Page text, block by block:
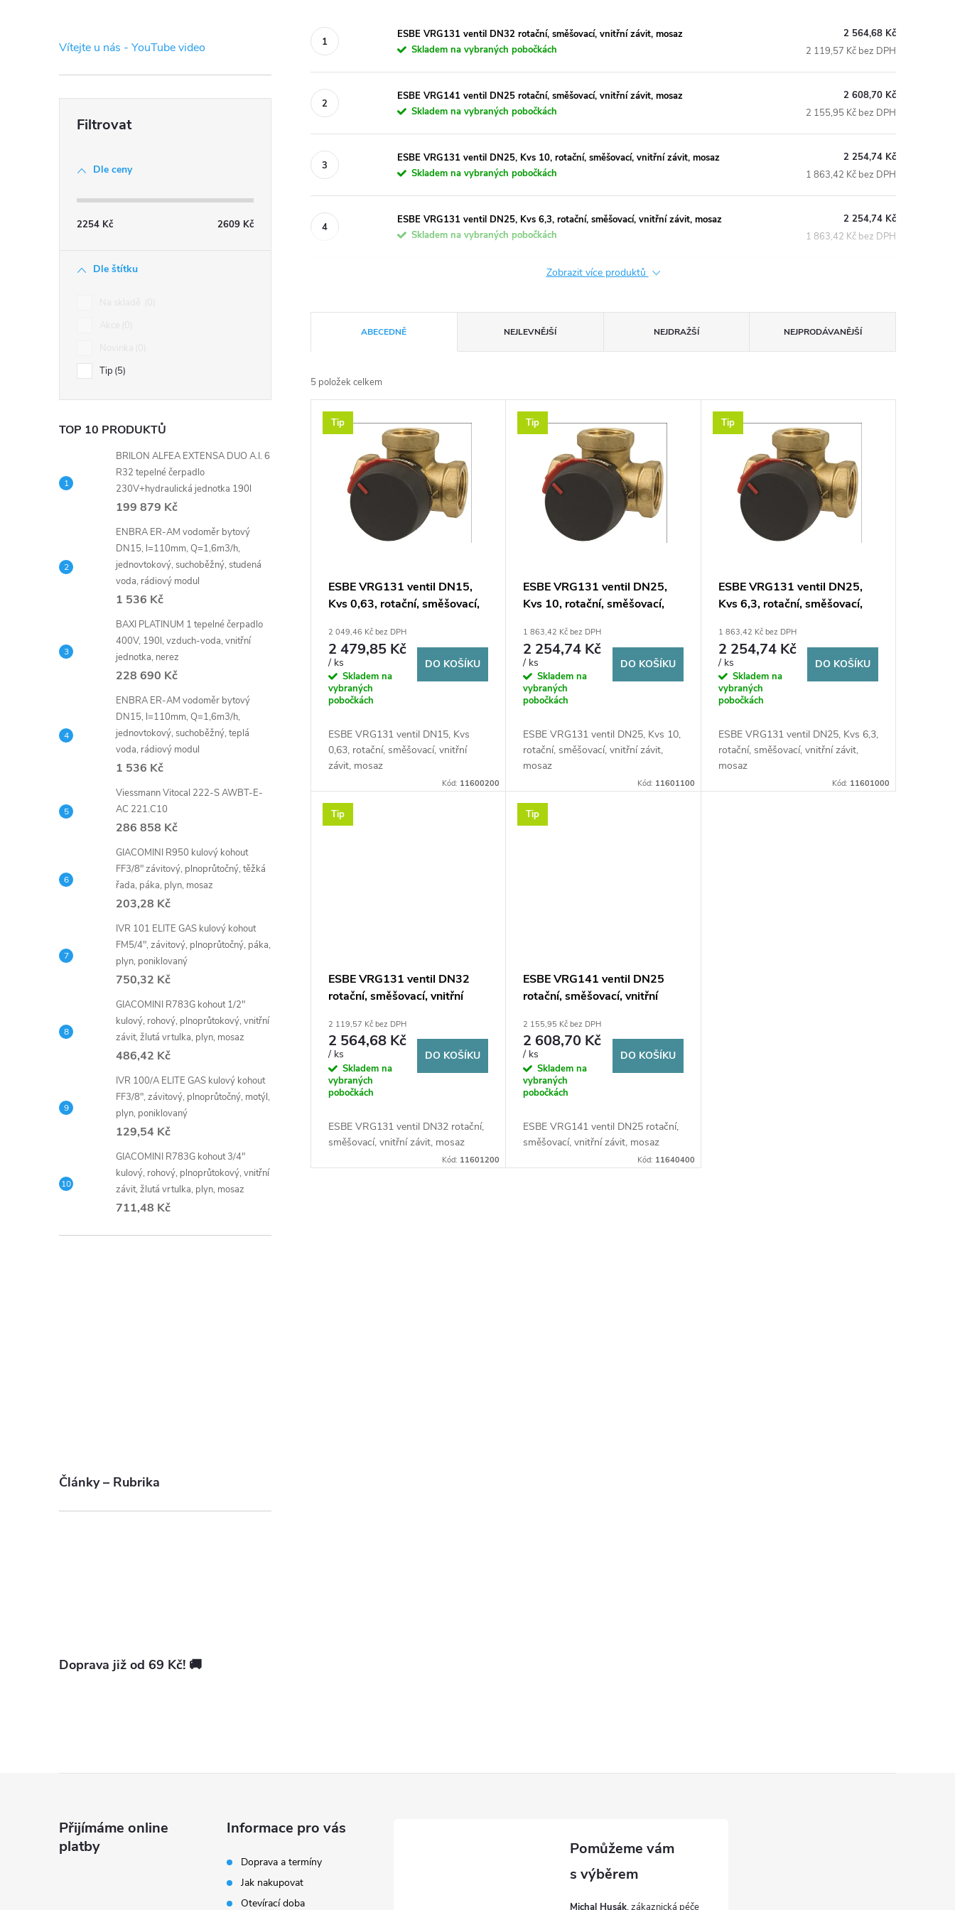
t
r
l
Vítejte u nás - YouTube video
Dle ceny
2254 Kč 2609 Kč
Dle štítku
Tip 5
TOP 10 PRODUKTŮ
BRILON ALFEA EXTENSA DUO A.I. 6
R32 tepelné čerpadlo
230V+hydraulická jednotka 190l
199 879 Kč
ENBRA ER-AM vodoměr bytový
DN15, l=110mm, Q=1,6m3/h,
jednovtokový, suchoběžný, studená
voda, rádiový modul
1 536 Kč
BAXI PLATINUM 1 tepelné čerpadlo
400V, 190l, vzduch-voda, vnitřní
jednotka, nerez
228 690 Kč
ENBRA ER-AM vodoměr bytový
DN15, l=110mm, Q=1,6m3/h,
jednovtokový, suchoběžný, teplá
voda, rádiový modul
1 536 Kč
Viessmann Vitocal 222-S AWBT-E-
AC 221.C10
286 858 Kč
GIACOMINI R950 kulový kohout
FF3/8" závitový, plnoprůtočný, těžká
řada, páka, plyn, mosaz
203,28 Kč
IVR 101 ELITE GAS kulový kohout
FM5/4", závitový, plnoprůtočný, páka,
plyn, poniklovaný
750,32 Kč
GIACOMINI R783G kohout 1/2"
kulový, rohový, plnoprůtokový, vnitřní
závit, žlutá vrtulka, plyn, mosaz
486,42 Kč
IVR 100/A ELITE GAS kulový kohout
FF3/8", závitový, plnoprůtočný, motýl,
plyn, poniklovaný
129,54 Kč
GIACOMINI R783G kohout 3/4"
kulový, rohový, plnoprůtokový, vnitřní
závit, žlutá vrtulka, plyn, mosaz
711,48 Kč
Články – Rubrika
Doprava již od 69 Kč! 🚚
ESBE VRG131 ventil DN32 rotační, směšovací, vnitřní závit, mosaz
Skladem na vybraných pobočkách
2 564,68 Kč
2 119,57 Kč bez DPH
ESBE VRG141 ventil DN25 rotační, směšovací, vnitřní závit, mosaz
Skladem na vybraných pobočkách
2 608,70 Kč
2 155,95 Kč bez DPH
ESBE VRG131 ventil DN25, Kvs 10, rotační, směšovací, vnitřní závit, mosaz
Skladem na vybraných pobočkách
2 254,74 Kč
1 863,42 Kč bez DPH
ESBE VRG131 ventil DN25, Kvs 6,3, rotační, směšovací, vnitřní závit, mosaz
Skladem na vybraných pobočkách
2 254,74 Kč
1 863,42 Kč bez DPH
Zobrazit více produktů
a
z
e
ů
ABECEDNĚ NEJLEVNĚJŠÍ NEJDRAŽŠÍ NEJPRODÁVANĚJŠÍ
5 položek celkem
VTip
ESBE VRG131 ventil DN15,
Kvs 0,63, rotační, směšovací,
2 049,46 Kč bez DPH
2 479,85 Kč
/ ks
Skladem na
vybraných
pobočkách
DO KOŠÍKU
ESBE VRG131 ventil DN15, Kvs
0,63, rotační, směšovací, vnitřní
závit, mosaz
Kód: 11600200
Tip
ESBE VRG131 ventil DN25,
Kvs 10, rotační, směšovací,
1 863,42 Kč bez DPH
2 254,74 Kč
/ ks
Skladem na
vybraných
pobočkách
DO KOŠÍKU
ESBE VRG131 ventil DN25, Kvs 10,
rotační, směšovací, vnitřní závit,
mosaz
Kód: 11601100
Tip
ESBE VRG131 ventil DN25,
Kvs 6,3, rotační, směšovací,
1 863,42 Kč bez DPH
2 254,74 Kč
/ ks
Skladem na
vybraných
pobočkách
DO KOŠÍKU
ESBE VRG131 ventil DN25, Kvs 6,3,
rotační, směšovací, vnitřní závit,
mosaz
Kód: 11601000
Tip
ESBE VRG131 ventil DN32
rotační, směšovací, vnitřní
2 119,57 Kč bez DPH
2 564,68 Kč
/ ks
Skladem na
vybraných
pobočkách
DO KOŠÍKU
ESBE VRG131 ventil DN32 rotační,
směšovací, vnitřní závit, mosaz
Kód: 11601200
Tip
ESBE VRG141 ventil DN25
rotační, směšovací, vnitřní
2 155,95 Kč bez DPH
2 608,70 Kč
/ ks
Skladem na
vybraných
pobočkách
DO KOŠÍKU
ESBE VRG141 ventil DN25 rotační,
směšovací, vnitřní závit, mosaz
Kód: 11640400
Přijímáme online
platby
Informace pro vás
Doprava a termíny
Jak nakupovat
Otevírací doba
Michal Husák